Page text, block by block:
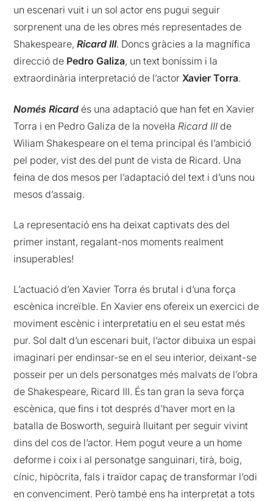
un escenari vuit i un sol actor ens pugui seguir
sorprenent una de les obres més representades de
Shakespeare,Ricard III. Doncs gràcies a la magnífica
direcció de Pedro Galiza, un text boníssim i la
extraordinària interpretació de l’actorXavier Torra.
Només Ricard és una adaptació que han fet en Xavier
Torra i en Pedro Galiza de la novel·la Ricard III de
Wiliam Shakespeare on el tema principal és l’ambició
pel poder, vist des del punt de vista de Ricard. Una
feina de dos mesos per l’adaptació del text i d’uns nou
mesos d’assaig.
La representació ens ha deixat captivats des del
primer instant, regalant-nos moments realment
insuperables!
L’actuació d’en Xavier Torra és brutal i d’una força
escènica increïble. En Xavier ens ofereix un exercici de
moviment escènic i interpretatiu en el seu estat més
pur. Sol dalt d’un escenari buit, l’actor dibuixa un espai
imaginari per endinsar-se en el seu interior, deixant-se
posseir per un dels personatges més malvats de l’obra
de Shakespeare, Ricard III. És tan gran la seva força
escènica, que fins i tot després d’haver mort en la
batalla de Bosworth, seguirà lluitant per seguir vivint
dins del cos de l’actor. Hem pogut veure a un home
deforme i coix i al personatge sanguinari, tirà, boig,
cínic, hipòcrita, fals i traïdor capaç de transformar l’odi
en convenciment. Però també ens ha interpretat a tots